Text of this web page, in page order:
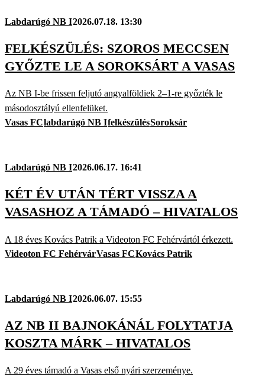
Labdarúgó NB I2026.07.18. 13:30
FELKÉSZÜLÉS: SZOROS MECCSEN
GYŐZTE LE A SOROKSÁRT A VASAS
Az NB I-be frissen feljutó angyalföldiek 2–1-re győzték le
másodosztályú ellenfelüket.
Vasas FClabdarúgó NB IfelkészülésSoroksár
Labdarúgó NB I2026.06.17. 16:41
KÉT ÉV UTÁN TÉRT VISSZA A
VASASHOZ A TÁMADÓ – HIVATALOS
A 18 éves Kovács Patrik a Videoton FC Fehérvártól érkezett.
Videoton FC FehérvárVasas FCKovács Patrik
Labdarúgó NB I2026.06.07. 15:55
AZ NB II BAJNOKÁNÁL FOLYTATJA
KOSZTA MÁRK – HIVATALOS
A 29 éves támadó a Vasas első nyári szerzeménye.